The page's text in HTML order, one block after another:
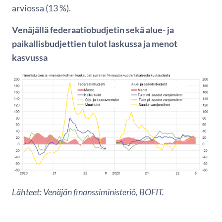
arviossa (13 %).
Venäjällä federaatiobudjetin sekä alue- ja
paikallisbudjettien tulot laskussa ja menot
kasvussa
Lähteet: Venäjän finanssiministeriö, BOFIT.